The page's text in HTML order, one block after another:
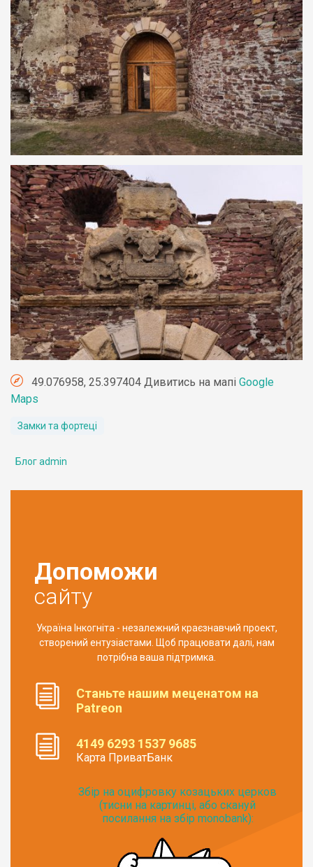
49.076958, 25.397404 Дивитись на мапі Google
Maps
Замки та фортеці
Блог admin
Допоможи
сайту
Україна Інкогніта - незалежний краєзнавчий проект,
створений ентузіастами. Щоб працювати далі, нам
потрібна ваша підтримка.
Станьте нашим меценатом на
Patreon
4149 6293 1537 9685
Карта ПриватБанк
Збір на оцифровку козацьких церков
(тисни на картинці, або скануй
посилання на збір monobank):